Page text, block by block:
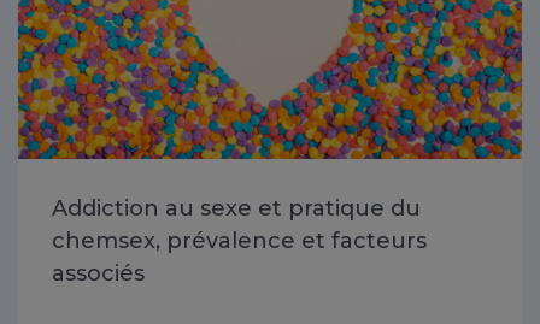
Addiction au sexe et pratique du
chemsex, prévalence et facteurs
associés